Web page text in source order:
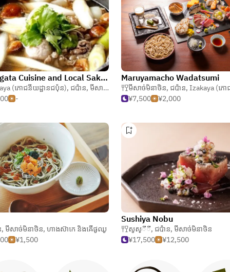
Yamagata Cuisine and Local Sake Mara
(ភោជនីយដ្ឋានជប៉ុន), ជប៉ាន, មីសាច់មិនាថិន
-
Maruyamacho Wadatsumi
មីសាច់មិនាថិន, ជប៉ាន, Izakaya (ភោជនីយដ្ឋ
¥7,500
¥2,000
, មីសាច់មិនាថិន, ហាងស៊ាកេ និងឝើផូឈូ
¥1,500
Sushiya Nobu
សូស្ីី, ជប៉ាន, មីសាច់មិនាថិន
¥17,500
¥12,500